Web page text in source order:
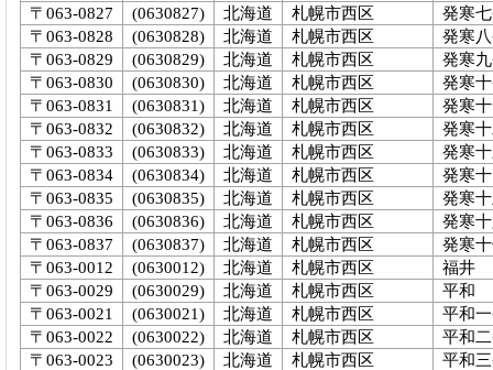
〒063-0827
(0630827) 北海道 札幌市西区
発寒
〒063-0828
(0630828) 北海道 札幌市西区
発寒
〒063-0829
(0630829) 北海道 札幌市西区
発寒
〒063-0830
(0630830) 北海道 札幌市西区
発寒
〒063-0831
(0630831) 北海道 札幌市西区
発寒
〒063-0832
(0630832) 北海道 札幌市西区
発寒
〒063-0833
(0630833) 北海道 札幌市西区
発寒
〒063-0834
(0630834) 北海道 札幌市西区
発寒
〒063-0835
(0630835) 北海道 札幌市西区
発寒
〒063-0836
(0630836) 北海道 札幌市西区
発寒
〒063-0837
(0630837) 北海道 札幌市西区
発寒
〒063-0012
(0630012) 北海道 札幌市西区
福井
〒063-0029
(0630029) 北海道 札幌市西区
平和
〒063-0021
(0630021) 北海道 札幌市西区
平和
〒063-0022
(0630022) 北海道 札幌市西区
平和
〒063-0023
(0630023) 北海道 札幌市西区
平和